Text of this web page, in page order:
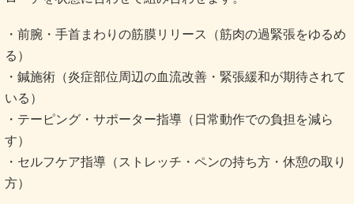
・前腕・手首まわりの筋膜リリース（筋肉の過緊張をゆるめ
る）
・鍼施術（炎症部位周辺の血流改善・緊張緩和が期待されて
いる）
・テーピング・サポーター指導（日常動作での負担を減ら
す）
・セルフケア指導（ストレッチ・ペンの持ち方・休憩の取り
方）